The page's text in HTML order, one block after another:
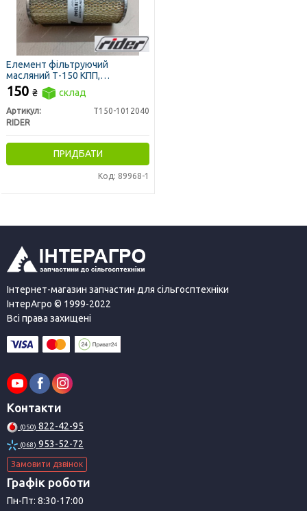
Елемент фільтруючий
масляний Т-150 КПП,
гідросистеми МТЗ, метал. ДОН
1500,Т-40 (RIDER)
150 ₴ склад
Артикул:
Т150-1012040
RIDER
ПРИДБАТИ
Код: 89968-1
Інтернет-магазин запчастин для сільгосптехніки
ІнтерАгро © 1999-2022
Всі права захищені
Контакти
(050) 822-42-95
(068) 953-52-72
Замовити дзвінок
Графік роботи
Пн-Пт: 8:30-17:00